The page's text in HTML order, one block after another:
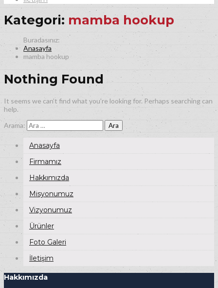
Kategori: mamba hookup
Anasayfa
mamba hookup
Nothing Found
It seems we can’t find what you’re looking for. Perhaps searching can
help.
Arama:
Anasayfa
Firmamız
Hakkımızda
Misyonumuz
Vizyonumuz
Ürünler
Foto Galeri
İletişim
Hakkımızda